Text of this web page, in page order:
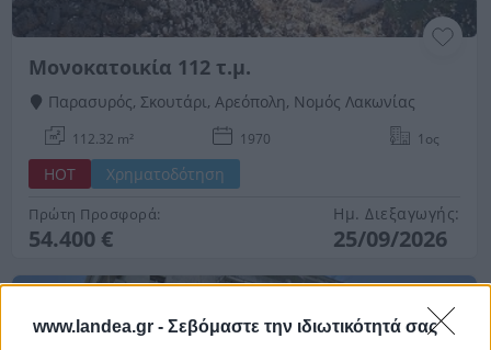
www.landea.gr - Σεβόμαστε την ιδιωτικότητά σας
Μονοκατοικία 112 τ.μ.
Παρασυρός, Σκουτάρι, Αρεόπολη, Νομός Λακωνίας
112.32 m² 1970 1ος
HOT Χρηματοδότηση
Πρώτη Προσφορά:
54.400 €
Ημ. Διεξαγωγής:
25/09/2026